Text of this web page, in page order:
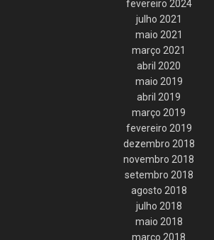
fevereiro 2024
julho 2021
maio 2021
março 2021
abril 2020
maio 2019
abril 2019
março 2019
fevereiro 2019
dezembro 2018
novembro 2018
setembro 2018
agosto 2018
julho 2018
maio 2018
março 2018